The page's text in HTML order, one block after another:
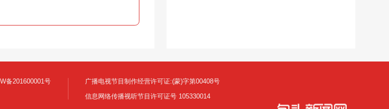
备201600001号
广播电视节目制作经营许可证:(蒙)字第00408号
信息网络传播视听节目许可证号 105330014